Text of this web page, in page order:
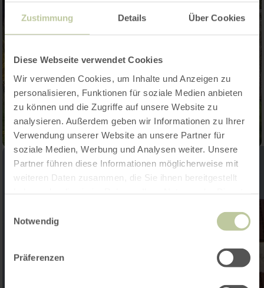
Zustimmung Details Über Cookies
Diese Webseite verwendet Cookies
Wir verwenden Cookies, um Inhalte und Anzeigen zu
personalisieren, Funktionen für soziale Medien anbieten
zu können und die Zugriffe auf unsere Website zu
analysieren. Außerdem geben wir Informationen zu Ihrer
Verwendung unserer Website an unsere Partner für
soziale Medien, Werbung und Analysen weiter. Unsere
Partner führen diese Informationen möglicherweise mit
weiteren Daten zusammen, die Sie ihnen bereitgestellt
Notwendig
Präferenzen